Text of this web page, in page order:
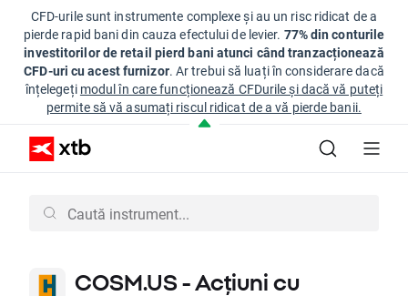
CFD-urile sunt instrumente complexe și au un risc ridicat de a
pierde rapid bani din cauza efectului de levier. 77% din conturile
investitorilor de retail pierd bani atunci când tranzacționează
CFD-uri cu acest furnizor. Ar trebui să luați în considerare dacă
înțelegeți modul în care funcționează CFDurile și dacă vă puteți
permite să vă asumați riscul ridicat de a vă pierde banii.
COSM.US - Acțiuni cu